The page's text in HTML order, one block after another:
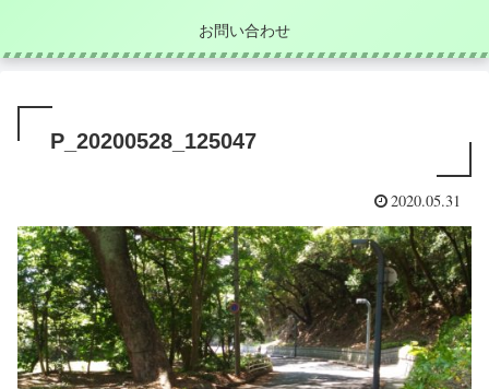
お問い合わせ
P_20200528_125047
2020.05.31